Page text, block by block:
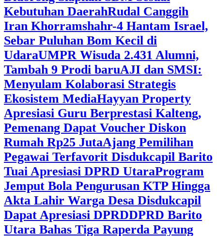
Kebutuhan DaerahRudal Canggih
Iran Khorramshahr-4 Hantam Israel,
Sebar Puluhan Bom Kecil di
UdaraUMPR Wisuda 2.431 Alumni,
Tambah 9 Prodi baruAJI dan SMSI:
Menyulam Kolaborasi Strategis
Ekosistem MediaHayyan Property
Apresiasi Guru Berprestasi Kalteng,
Pemenang Dapat Voucher Diskon
Rumah Rp25 JutaAjang Pemilihan
Pegawai Terfavorit Disdukcapil Barito
Tuai Apresiasi DPRD UtaraProgram
Jemput Bola Pengurusan KTP Hingga
Akta Lahir Warga Desa Disdukcapil
Dapat Apresiasi DPRDDPRD Barito
Utara Bahas Tiga Raperda Payung